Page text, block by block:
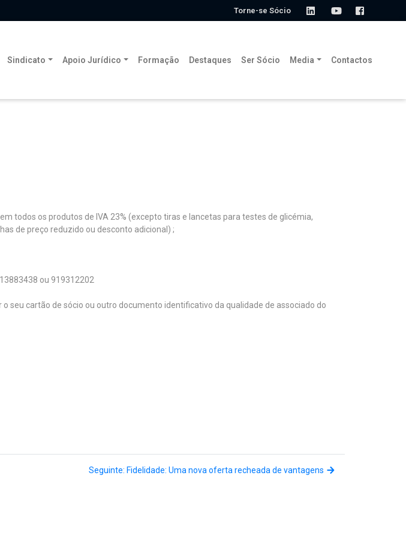
Torne-se Sócio
Sindicato Apoio Jurídico Formação Destaques Ser Sócio Media Contactos
todos os produtos de IVA 23% (excepto tiras e lancetas para testes de glicémia,
de preço reduzido ou desconto adicional) ;
ou 919312202
seu cartão de sócio ou outro documento identificativo da qualidade de associado do
Seguinte: Fidelidade: Uma nova oferta recheada de vantagens